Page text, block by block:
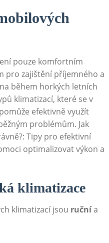
pouze ⁤komfortním
pro zajištění příjemného a
během horkých letních
⁣klimatizací, které se v
efektivně‌ využít
problémům. Jak
Tipy pro efektivní
optimalizovat výkon a
⁣klimatizace
klimatizací jsou ručnía